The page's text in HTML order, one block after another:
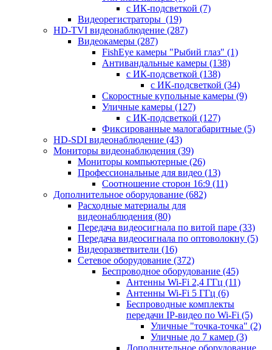
с ИК-подсветкой (7)
Видеорегистраторы (19)
HD-TVI видеонаблюдение (287)
Видеокамеры (287)
FishEye камеры "Рыбий глаз" (1)
Антивандальные камеры (138)
с ИК-подсветкой (138)
с ИК-подсветкой (34)
Скоростные купольные камеры (9)
Уличные камеры (127)
с ИК-подсветкой (127)
Фиксированные малогабаритные (5)
HD-SDI видеонаблюдение (43)
Мониторы видеонаблюдения (39)
Мониторы компьютерные (26)
Профессиональные для видео (13)
Соотношение сторон 16:9 (11)
Дополнительное оборудование (682)
Расходные материалы для
видеонаблюдения (80)
Передача видеосигнала по витой паре (33)
Передача видеосигнала по оптоволокну (5)
Видеоразветвители (16)
Сетевое оборудование (372)
Беспроводное оборудование (45)
Антенны Wi-Fi 2,4 ГГц (11)
Антенны Wi-Fi 5 ГГц (6)
Беспроводные комплекты
передачи IP-видео по Wi-Fi (5)
Уличные "точка-точка" (2)
Уличные до 7 камер (3)
Дополнительное оборудование